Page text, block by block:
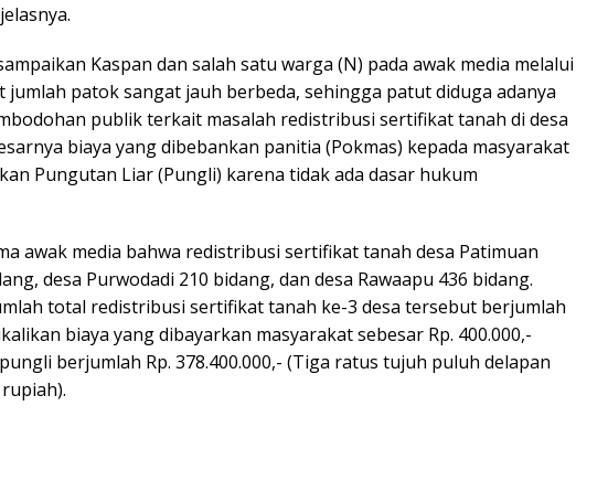
Kaspan dan salah satu warga (N) pada awak media melalui
patok sangat jauh berbeda, sehingga patut diduga adanya
publik terkait masalah redistribusi sertifikat tanah di desa
biaya yang dibebankan panitia (Pokmas) kepada masyarakat
Pungutan Liar (Pungli) karena tidak ada dasar hukum
awak media bahwa redistribusi sertifikat tanah desa Patimuan
desa Purwodadi 210 bidang, dan desa Rawaapu 436 bidang.
total redistribusi sertifikat tanah ke-3 desa tersebut berjumlah
biaya yang dibayarkan masyarakat sebesar Rp. 400.000,-
berjumlah Rp. 378.400.000,- (Tiga ratus tujuh puluh delapan